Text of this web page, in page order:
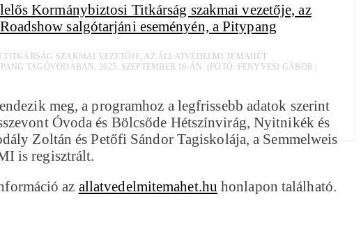
SZAKMAI VEZETŐJE, AZ ÁLLATVÉDELMI TÉMAHÉT
TAGÓVODÁBAN, 2025. SZEPTEMBER 16-ÁN. (FOTÓ: FENYVESI GÁBOR |
meg, a programhoz a legfrissebb adatok szerint
Óvoda és Bölcsőde Hétszínvirág, Nyitnikék és
Zoltán és Petőfi Sándor Tagiskolája, a Semmelweis
is regisztrált.
az allatvedelmitemahet.hu honlapon található.